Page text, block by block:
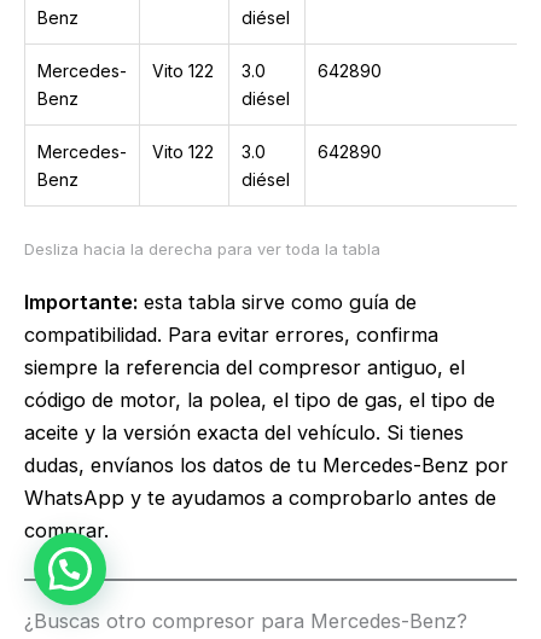
Benz
diésel
Mercedes-
Benz
Vito 122
3.0
diésel
642890
Mercedes-
Benz
Vito 122
3.0
diésel
642890
Importante: esta tabla sirve como guía de
compatibilidad. Para evitar errores, confirma
siempre la referencia del compresor antiguo, el
código de motor, la polea, el tipo de gas, el tipo de
aceite y la versión exacta del vehículo. Si tienes
dudas, envíanos los datos de tu Mercedes-Benz por
WhatsApp y te ayudamos a comprobarlo antes de
comprar.
¿Buscas otro compresor para Mercedes-Benz?